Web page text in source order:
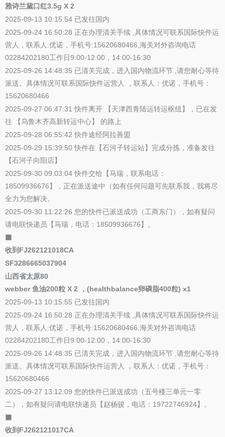
雅诗兰黛口红3.5g X 2
2025-09-13 10:15:54 已发往国内
2025-09-24 16:50:28 正在办理清关手续 ,具体情况可联系国际快件运
营人，联系人:优诺，手机号:15620680466,海关对外咨询电话
02284202180工作日9:00-12:00，14:00-16:30
2025-09-26 14:48:35 已清关完成，进入国内物流环节 ,请您耐心等待
派送。具体情况可联系国际快件运营人 ，联系人：优诺，手机号：
15620680466
2025-09-27 06:47:31 快件离开 【天津西青陆运转运枢纽】，已在发
往 【乌鲁木齐高新转运中心】 的路上
2025-09-28 06:55:42 快件途经阿拉善盟
2025-09-29 15:39:50 快件在【石河子转运站】完成分拣，准备发往
【石河子向阳店】
2025-09-30 09:03:04 快件交给【马瑞，联系电话：
18509936676】，正在派送途中（如有任何问题可先联系我，我将尽
全力为您解决。
2025-09-30 11:22:26 您的快件已派送成功（工商东门），如有疑问
请电联快递员【马瑞，电话：18509936676】。
收到FJ262121018CA
SF3286665037904
山西省太原80
webber 鱼油200粒 X 2 ，(healthbalance卵磷脂400粒) x1
2025-09-13 10:15:55 已发往国内
2025-09-24 16:50:28 正在办理清关手续 ,具体情况可联系国际快件运
营人，联系人:优诺，手机号:15620680466,海关对外咨询电话
02284202180工作日9:00-12:00，14:00-16:30
2025-09-26 14:48:35 已清关完成，进入国内物流环节 ,请您耐心等待
派送。具体情况可联系国际快件运营人 ，联系人：优诺，手机号：
15620680466
2025-09-27 13:12:09 您的快件已派送成功（五号楼三单元一零
二），如有疑问请电联快递员【赵杨骏，电话：19722746924】。
收到FJ262121017CA